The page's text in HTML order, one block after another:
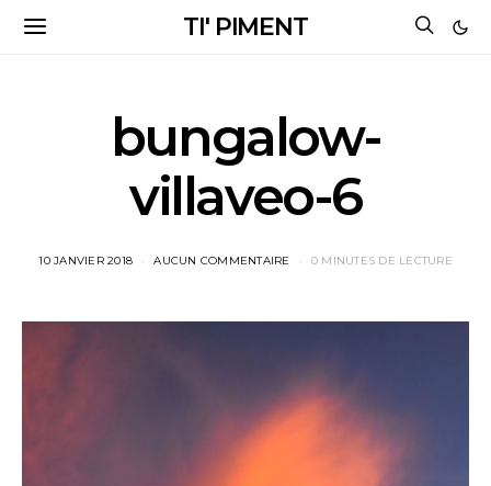
TI' PIMENT
bungalow-
villaveo-6
10 JANVIER 2018 AUCUN COMMENTAIRE 0 MINUTES DE LECTURE